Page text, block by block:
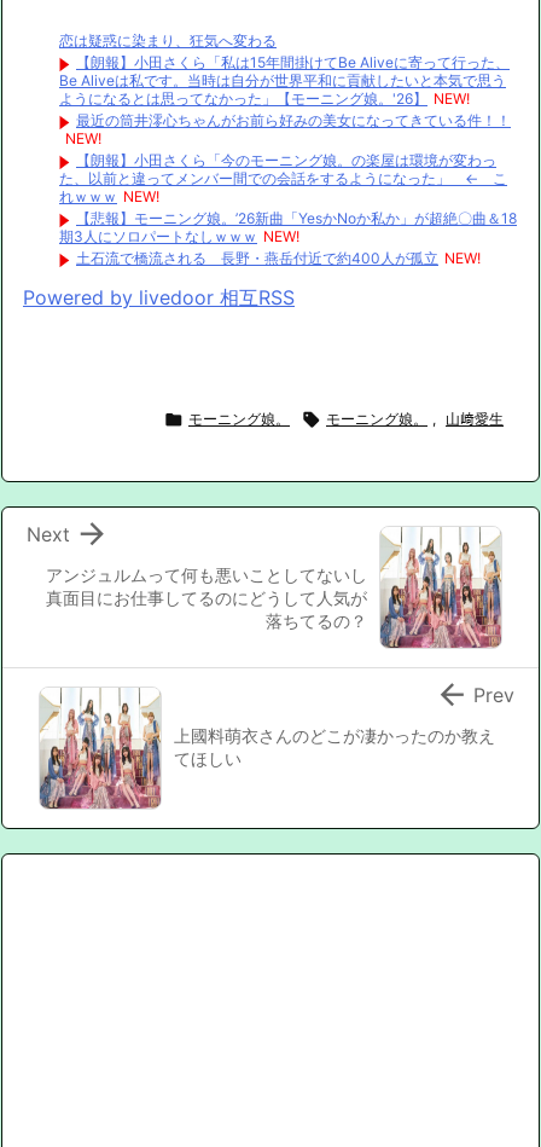
恋は疑惑に染まり、狂気へ変わる
【朗報】小田さくら「私は15年間掛けてBe Aliveに寄って行った、
Be Aliveは私です。当時は自分が世界平和に貢献したいと本気で思う
ようになるとは思ってなかった」【モーニング娘。'26】
NEW!
最近の筒井澪心ちゃんがお前ら好みの美女になってきている件！！
NEW!
【朗報】小田さくら「今のモーニング娘。の楽屋は環境が変わっ
た、以前と違ってメンバー間での会話をするようになった」 ← こ
れｗｗｗ NEW!
【悲報】モーニング娘。’26新曲「YesかNoか私か」が超絶〇曲＆18
期3人にソロパートなしｗｗｗ NEW!
土石流で橋流される 長野・燕岳付近で約400人が孤立 NEW!
Powered by livedoor 相互RSS
 モーニング娘。  モーニング娘。 , 山﨑愛生
アンジュルムって何も悪いことしてないし
真面目にお仕事してるのにどうして人気が
落ちてるの？

Next
上國料萌衣さんのどこが凄かったのか教え
てほしい
 Prev